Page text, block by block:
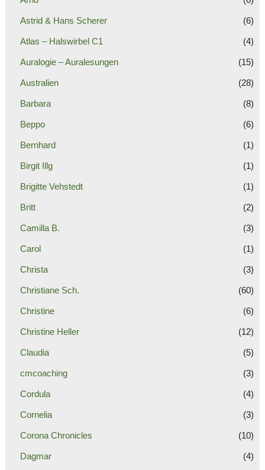
Astrid & Hans Scherer (6)
Atlas – Halswirbel C1 (4)
Auralogie – Auralesungen (15)
Australien (28)
Barbara (8)
Beppo (6)
Bernhard (1)
Birgit Illg (1)
Brigitte Vehstedt (1)
Britt (2)
Camilla B. (3)
Carol (1)
Christa (3)
Christiane Sch. (60)
Christine (6)
Christine Heller (12)
Claudia (5)
cmcoaching (3)
Cordula (4)
Cornelia (3)
Corona Chronicles (10)
Dagmar (4)